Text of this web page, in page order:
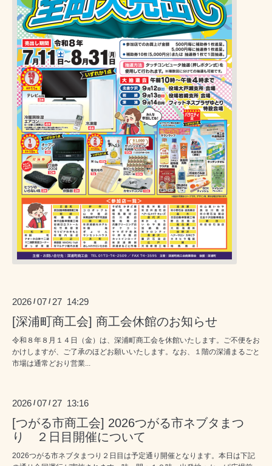
2026 /07 / 27 14:29
[深浦町商工会] 商工会休館のお知らせ
令和８年８月１４日（金）は、深浦町商工会を休館いたします。ご不便をお
かけしますが、ご了承のほどお願いいたします。なお、１階の深浦まるごと
市場は通常どおり営業...
2026 /07 / 27 13:16
[つがる市商工会] 2026つがる市ネブタまつ
り ２日目開催について
2026つがる市ネブタまつり２日目は予定通り開催となります。本日は下記